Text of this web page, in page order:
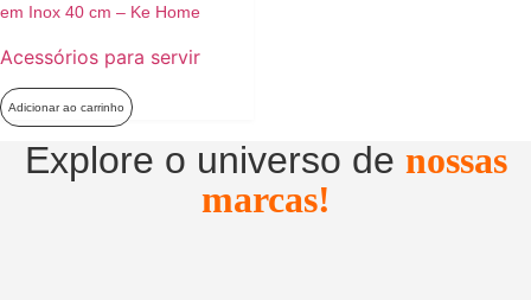
em Inox 40 cm – Ke Home
Acessórios para servir
Adicionar ao carrinho
Explore o universo de nossas
marcas!